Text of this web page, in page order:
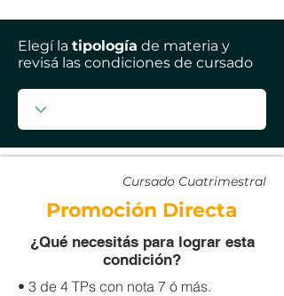
Elegí la tipología de materia y
revisá las condiciones de cursado
Cursado Cuatrimestral
Promoción Directa
¿Qué necesitás para lograr esta
condición?
• 3 de 4 TPs con nota 7 ó más.